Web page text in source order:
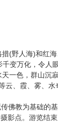
(野人海)和红
变万化，令人
一色，群山沉
云、霞、雾、
佛教为基础的
影点。游览结